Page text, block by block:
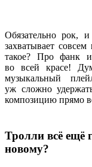
Обязательно рок,
захватывает
такое? Про фанк
во всей красе!
музыкальный
уж сложно
композицию прямо
Тролли всё ещё
новому?